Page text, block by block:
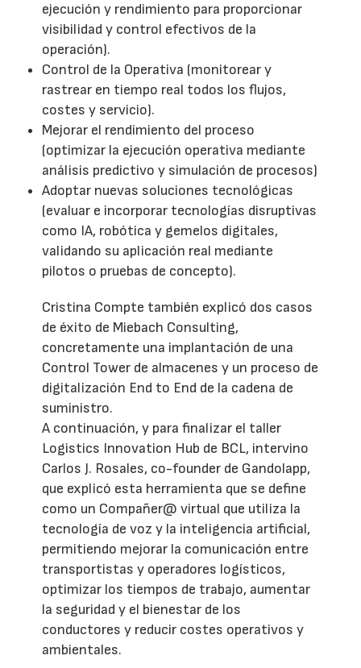
ejecución y rendimiento para proporcionar
visibilidad y control efectivos de la
operación).
Control de la Operativa (monitorear y
rastrear en tiempo real todos los flujos,
costes y servicio).
Mejorar el rendimiento del proceso
(optimizar la ejecución operativa mediante
análisis predictivo y simulación de procesos)
Adoptar nuevas soluciones tecnológicas
(evaluar e incorporar tecnologías disruptivas
como IA, robótica y gemelos digitales,
validando su aplicación real mediante
pilotos o pruebas de concepto).
Cristina Compte también explicó dos casos
de éxito de Miebach Consulting,
concretamente una implantación de una
Control Tower de almacenes y un proceso de
digitalización End to End de la cadena de
suministro.
A continuación, y para finalizar el taller
Logistics Innovation Hub de BCL, intervino
Carlos J. Rosales, co-founder de Gandolapp,
que explicó esta herramienta que se define
como un Compañer@ virtual que utiliza la
tecnología de voz y la inteligencia artificial,
permitiendo mejorar la comunicación entre
transportistas y operadores logísticos,
optimizar los tiempos de trabajo, aumentar
la seguridad y el bienestar de los
conductores y reducir costes operativos y
ambientales.